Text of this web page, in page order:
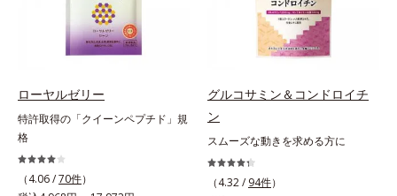
ローヤルゼリー
特許取得の「クイーンペプチド」規
格
（4.06 /70件）
グルコサミン＆コンドロイチ
ン
スムーズな動きを求める方に
（4.32 / 94件）